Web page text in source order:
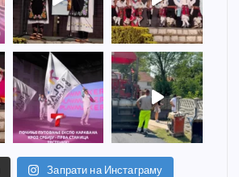
Запрати на Инстаграму